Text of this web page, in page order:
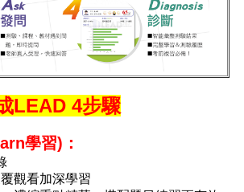
LEAD 4步驟
學習)：
觀看加深學習